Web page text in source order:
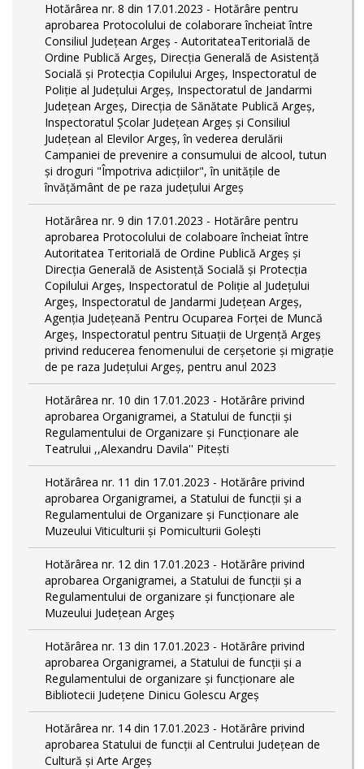
Hotărârea nr. 8 din 17.01.2023 - Hotărâre pentru
aprobarea Protocolului de colaborare încheiat între
Consiliul Județean Argeș - AutoritateaTeritorială de
Ordine Publică Argeş, Direcţia Generală de Asistenţă
Socială şi Protecţia Copilului Argeş, Inspectoratul de
Poliţie al Judeţului Argeş, Inspectoratul de Jandarmi
Judeţean Argeş, Direcția de Sănătate Publică Argeș,
Inspectoratul Școlar Județean Argeș și Consiliul
Județean al Elevilor Argeș, în vederea derulării
Campaniei de prevenire a consumului de alcool, tutun
și droguri "Împotriva adicțiilor", în unitățile de
învățământ de pe raza județului Argeș
Hotărârea nr. 9 din 17.01.2023 - Hotărâre pentru
aprobarea Protocolului de colaboare încheiat între
Autoritatea Teritorială de Ordine Publică Argeş şi
Direcţia Generală de Asistenţă Socială şi Protecţia
Copilului Argeş, Inspectoratul de Poliţie al Judeţului
Argeş, Inspectoratul de Jandarmi Judeţean Argeş,
Agenţia Judeţeană Pentru Ocuparea Forţei de Muncă
Argeş, Inspectoratul pentru Situații de Urgență Argeş
privind reducerea fenomenului de cerşetorie şi migraţie
de pe raza Judeţului Argeş, pentru anul 2023
Hotărârea nr. 10 din 17.01.2023 - Hotărâre privind
aprobarea Organigramei, a Statului de funcţii și
Regulamentului de Organizare și Funcționare ale
Teatrului ,,Alexandru Davila'' Pitești
Hotărârea nr. 11 din 17.01.2023 - Hotărâre privind
aprobarea Organigramei, a Statului de funcții și a
Regulamentului de Organizare și Funcționare ale
Muzeului Viticulturii și Pomiculturii Golești
Hotărârea nr. 12 din 17.01.2023 - Hotărâre privind
aprobarea Organigramei, a Statului de funcții și a
Regulamentului de organizare și funcționare ale
Muzeului Județean Argeș
Hotărârea nr. 13 din 17.01.2023 - Hotărâre privind
aprobarea Organigramei, a Statului de funcții și a
Regulamentului de organizare și funcționare ale
Bibliotecii Județene Dinicu Golescu Argeș
Hotărârea nr. 14 din 17.01.2023 - Hotărâre privind
aprobarea Statului de funcţii al Centrului Județean de
Cultură și Arte Argeș